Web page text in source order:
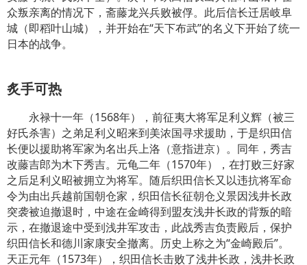
众叛亲离的情况下，斋藤龙兴兵败被俘。此后信长迁居岐阜
城（即稻叶山城），并开始在“天下布武”的名义下开始了统一
日本的战争。
炙手可热
永禄十一年（1568年），前征夷大将军足利义辉（被三
好氏杀害）之弟足利义昭来到美浓国寻求援助，于是织田信
长便以援助将军家为名出兵上洛（意指进京）。同年，秀吉
改藤吉郎为木下秀吉。元龟二年（1570年），在打败三好家
之后足利义昭被拥立为将军。随后织田信长又以违抗将军命
令为由出兵越前国朝仓家，织田信长征朝仓义景因浅井长政
突袭被迫撤退时，中途在金崎得到盟友浅井长政的背叛的暗
示，在撤退途中受到浅井军攻击，此战秀吉负责殿后，保护
织田信长和德川家康安全撤离。历史上称之为“金崎殿后”。
天正元年（1573年），织田信长击败了浅井长政，浅井长政